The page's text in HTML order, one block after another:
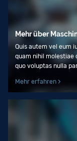
Mehr über
Quis autem vel eum
quam nihil molestiae
quo voluptas nulla
Mehr erfahren